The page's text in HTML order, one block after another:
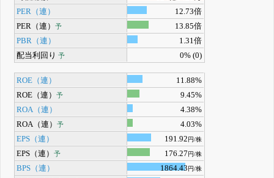
PER（連）
12.73倍
PER（連）予
13.85倍
PBR（連）
1.31倍
配当利回り 予 0% (0)
ROE（連）
11.88%
ROE（連）予
9.45%
ROA（連）
4.38%
ROA（連）予
4.03%
EPS（連）
191.92円/株
EPS（連）予 176.27円/株
BPS（連） 1864.43円/株